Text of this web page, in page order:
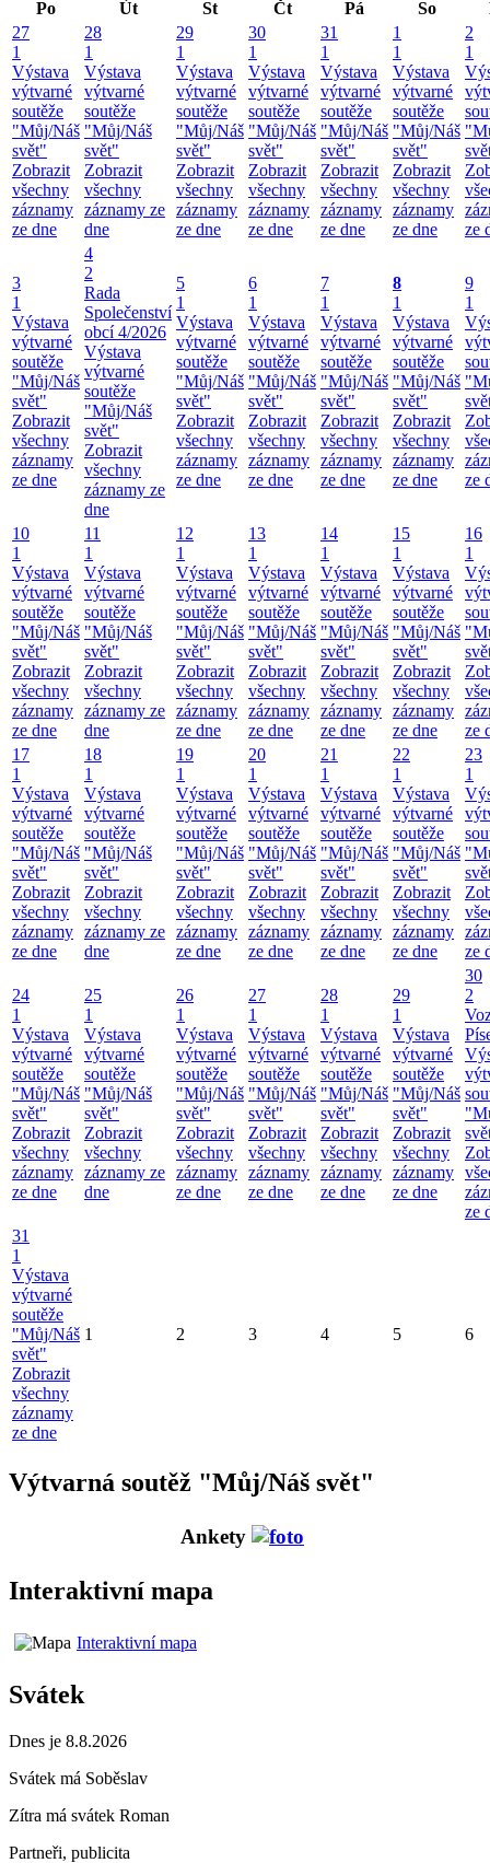
Po Út St Čt Pá So
27
1
Výstava
výtvarné
soutěže
"Můj/Náš
svět"
Zobrazit
všechny
záznamy
ze dne
28
1
Výstava
výtvarné
soutěže
"Můj/Náš
svět"
Zobrazit
všechny
záznamy ze
dne
29
1
Výstava
výtvarné
soutěže
"Můj/Náš
svět"
Zobrazit
všechny
záznamy
ze dne
30
1
Výstava
výtvarné
soutěže
"Můj/Náš
svět"
Zobrazit
všechny
záznamy
ze dne
31
1
Výstava
výtvarné
soutěže
"Můj/Náš
svět"
Zobrazit
všechny
záznamy
ze dne
1
1
Výstava
výtvarné
soutěže
"Můj/Náš
svět"
Zobrazit
všechny
záznamy
ze dne
2
1
ze
3
1
Výstava
výtvarné
soutěže
"Můj/Náš
svět"
Zobrazit
všechny
záznamy
ze dne
4
2
Rada
Společenství
obcí 4/2026
Výstava
výtvarné
soutěže
"Můj/Náš
svět"
Zobrazit
všechny
záznamy ze
dne
5
1
Výstava
výtvarné
soutěže
"Můj/Náš
svět"
Zobrazit
všechny
záznamy
ze dne
6
1
Výstava
výtvarné
soutěže
"Můj/Náš
svět"
Zobrazit
všechny
záznamy
ze dne
7
1
Výstava
výtvarné
soutěže
"Můj/Náš
svět"
Zobrazit
všechny
záznamy
ze dne
8
1
Výstava
výtvarné
soutěže
"Můj/Náš
svět"
Zobrazit
všechny
záznamy
ze dne
9
1
ze
10
1
Výstava
výtvarné
soutěže
"Můj/Náš
svět"
Zobrazit
všechny
záznamy
ze dne
11
1
Výstava
výtvarné
soutěže
"Můj/Náš
svět"
Zobrazit
všechny
záznamy ze
dne
12
1
Výstava
výtvarné
soutěže
"Můj/Náš
svět"
Zobrazit
všechny
záznamy
ze dne
13
1
Výstava
výtvarné
soutěže
"Můj/Náš
svět"
Zobrazit
všechny
záznamy
ze dne
14
1
Výstava
výtvarné
soutěže
"Můj/Náš
svět"
Zobrazit
všechny
záznamy
ze dne
15
1
Výstava
výtvarné
soutěže
"Můj/Náš
svět"
Zobrazit
všechny
záznamy
ze dne
16
1
ze
17
1
Výstava
výtvarné
soutěže
"Můj/Náš
svět"
Zobrazit
všechny
záznamy
ze dne
18
1
Výstava
výtvarné
soutěže
"Můj/Náš
svět"
Zobrazit
všechny
záznamy ze
dne
19
1
Výstava
výtvarné
soutěže
"Můj/Náš
svět"
Zobrazit
všechny
záznamy
ze dne
20
1
Výstava
výtvarné
soutěže
"Můj/Náš
svět"
Zobrazit
všechny
záznamy
ze dne
21
1
Výstava
výtvarné
soutěže
"Můj/Náš
svět"
Zobrazit
všechny
záznamy
ze dne
22
1
Výstava
výtvarné
soutěže
"Můj/Náš
svět"
Zobrazit
všechny
záznamy
ze dne
23
1
ze
24
1
Výstava
výtvarné
soutěže
"Můj/Náš
svět"
Zobrazit
všechny
záznamy
ze dne
25
1
Výstava
výtvarné
soutěže
"Můj/Náš
svět"
Zobrazit
všechny
záznamy ze
dne
26
1
Výstava
výtvarné
soutěže
"Můj/Náš
svět"
Zobrazit
všechny
záznamy
ze dne
27
1
Výstava
výtvarné
soutěže
"Můj/Náš
svět"
Zobrazit
všechny
záznamy
ze dne
28
1
Výstava
výtvarné
soutěže
"Můj/Náš
svět"
Zobrazit
všechny
záznamy
ze dne
29
1
Výstava
výtvarné
soutěže
"Můj/Náš
svět"
Zobrazit
všechny
záznamy
ze dne
30
2
ze
31
1
Výstava
výtvarné
soutěže
"Můj/Náš
svět"
Zobrazit
všechny
záznamy
ze dne
1 2 3 4 5 6
Výtvarná soutěž "Můj/Náš svět"
Ankety
Interaktivní mapa
Interaktivní mapa
Svátek
Dnes je 8.8.2026
Svátek má Soběslav
Zítra má svátek Roman
Partneři, publicita